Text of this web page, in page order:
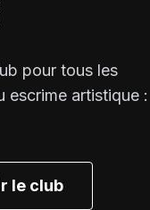
pour tous les
escrime artistique :
le club